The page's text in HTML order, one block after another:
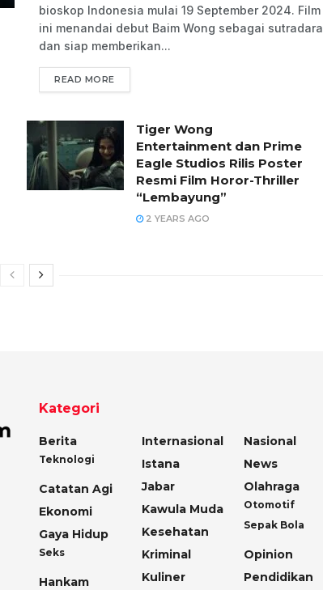
bioskop Indonesia mulai 19 September 2024. Film
ini menandai debut Baim Wong sebagai sutradara
dan siap memberikan...
READ MORE
Tiger Wong
Entertainment dan Prime
Eagle Studios Rilis Poster
Resmi Film Horor-Thriller
“Lembayung”
2 YEARS AGO
Kategori
Berita
Teknologi
Catatan Agi
Ekonomi
Gaya Hidup
Seks
Hankam
Internasional
Istana
Jabar
Kawula Muda
Kesehatan
Kriminal
Kuliner
Nasional
News
Olahraga
Otomotif
Sepak Bola
Opinion
Pendidikan